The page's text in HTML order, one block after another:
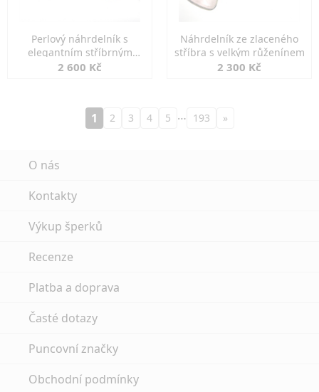
Perlový náhrdelník s
elegantním stříbrným
zapínáním
2 600 Kč
Náhrdelník ze zlaceného
stříbra s velkým růženínem
2 300 Kč
1 2 3 4 5 … 193 »
O nás
Kontakty
Výkup šperků
Recenze
Platba a doprava
Časté dotazy
Puncovní značky
Obchodní podmínky